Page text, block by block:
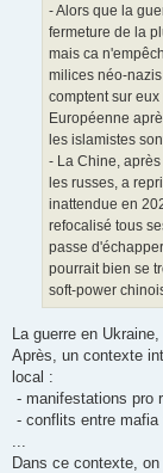
- Alors que la
fermeture de la
mais ca
milices néo-
comptent sur
Européenne
les islamistes
- La Chine,
les russes, a
inattendue en
refocalisé tous
passe
pourrait bien se
soft-power
La guerre en
Après, un contexte
local :
- manifestations pro
- conflits entre mafia
Dans ce contexte,